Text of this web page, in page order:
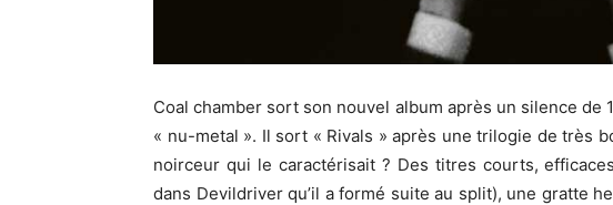
Coal chamber sort son nouvel album après un silence de
« nu-metal ». Il sort « Rivals » après une trilogie de très
noirceur qui le caractérisait ? Des titres courts,
dans Devildriver qu’il a formé suite au split), une gratte